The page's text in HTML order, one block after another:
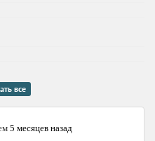
все
5 месяцев назад